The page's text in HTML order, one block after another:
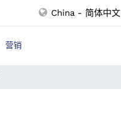
China - 简体中文
营销